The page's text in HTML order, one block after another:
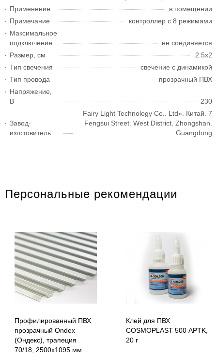
Применение
в помещении
Примечание
контроллер с 8 режимами
Максимальное
подключение
не соединяется
Размер, см
2.5x2
Тип свечения
свечение с динамикой
Тип провода
прозрачный ПВХ
Напряжение,
В
230
Завод-
изготовитель
Fairy Light Technology Co.. Ltd». Китай. 7
Fengsui Street. West District. Zhongshan.
Guangdong
Персональные рекомендации
Профилированный ПВХ
прозрачный Ondex
(Ондекс), трапеция
70/18, 2500х1095 мм
Клей для ПВХ
COSMOPLAST 500 APTK,
20 г